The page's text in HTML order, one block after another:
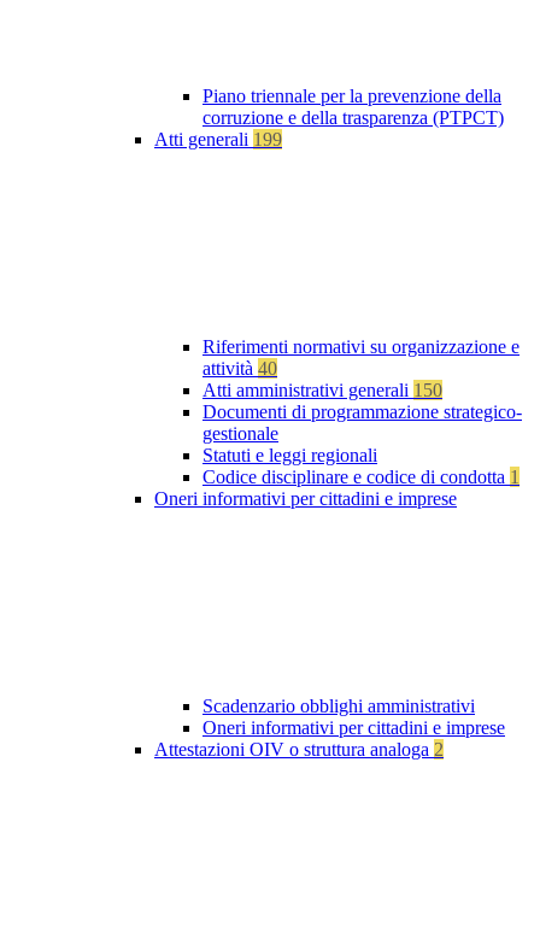
Piano triennale per la prevenzione della
corruzione e della trasparenza (PTPCT)
Atti generali 199
Riferimenti normativi su organizzazione e
attività 40
Atti amministrativi generali 150
Documenti di programmazione strategico-
gestionale
Statuti e leggi regionali
Codice disciplinare e codice di condotta 1
Oneri informativi per cittadini e imprese
Scadenzario obblighi amministrativi
Oneri informativi per cittadini e imprese
Attestazioni OIV o struttura analoga 2